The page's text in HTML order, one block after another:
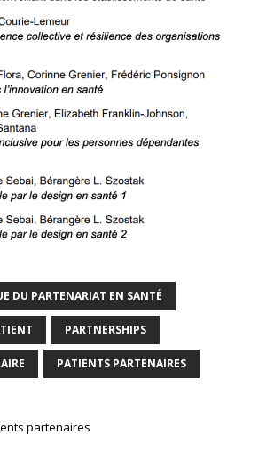
DU PARTENARIAT EN SANTÉ
PARTNERSHIPS
PATIENTS PARTENAIRES
partenaires